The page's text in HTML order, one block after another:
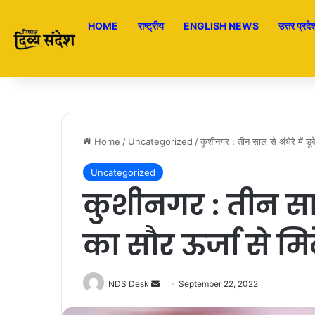
HOME राष्ट्रीय ENGLISH NEWS उत्तर
Home / Uncategorized /कुशीनगर : तीन साल से अंधेरे में डूबे
Uncategorized
कुशीनगर : तीन
का सौर ऊर्जा से
NDS Desk September 22, 2022